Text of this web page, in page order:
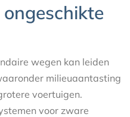
wegen kan leiden
milieuaantasting
voertuigen.
voor zware